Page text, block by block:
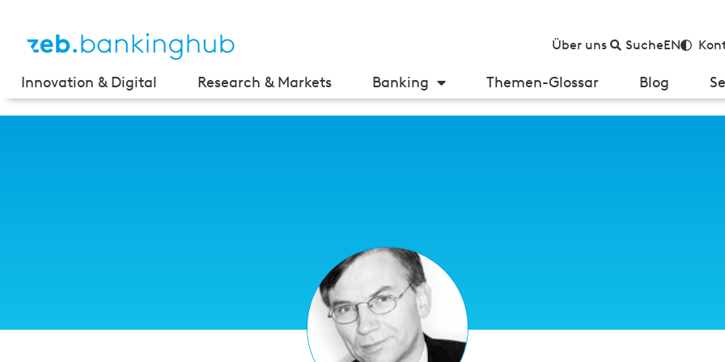
Über uns SucheEN
Innovation & Digital Research & Markets Banking Themen-Glossar Blog